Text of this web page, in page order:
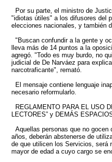
Por su parte, el ministro de
"idiotas útiles" a los difusores del
elecciones nacionales, y también
"Buscan confundir a la gente y
lleva más de 14 puntos a la
agregó. "Todo es muy burdo, no
judicial de De Narváez para
narcotraficante", remató.
El mensaje contiene lenguaje
necesario reformularlo.
REGLAMENTO PARA EL USO
LECTORES” y DEMÁS
Aquellas personas que no gocen
años, deberán abstenerse de
de que utilicen los Servicios, será
mayor de edad a cuyo cargo se